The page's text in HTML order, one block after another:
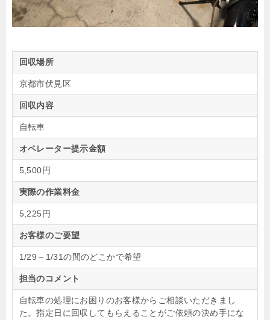
回収場所
京都市伏見区
回収内容
自転車
オペレーター提示金額
5,500円
実際の作業料金
5,225円
お客様のご要望
1/29～1/31の間のどこかで希望
担当のコメント
自転車の処理にお困りのお客様からご相談いただきまし
た。指定日に回収してもらえることがご依頼の決め手にな